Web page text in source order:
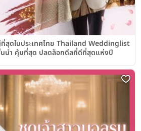
สุดในประเทศไทย Thailand Weddinglist
นำ คุ้มที่สุด ปลดล็อกดีลที่ดีที่สุดแห่งปี